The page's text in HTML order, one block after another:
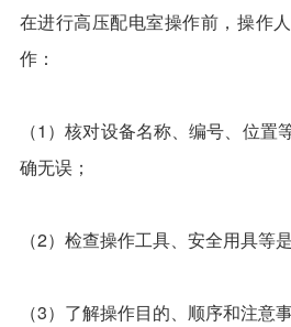
在进行高压配电室操作前，操作
作：
（1）核对设备名称、编号、位置
确无误；
（2）检查操作工具、安全用具等
（3）了解操作目的、顺序和注意